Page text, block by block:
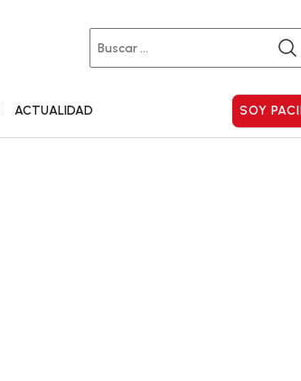
ACTUALIDAD